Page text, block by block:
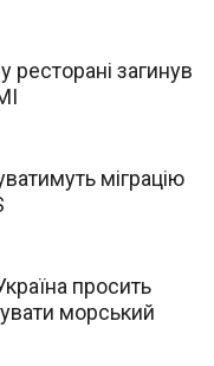
ресторані загинув
міграцію
просить
морський